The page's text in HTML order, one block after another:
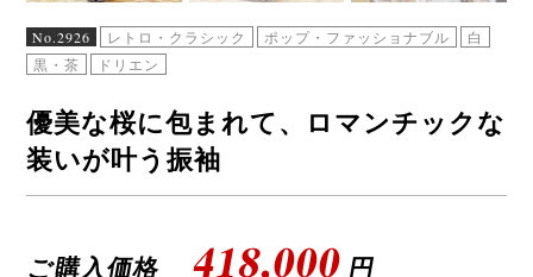
No.2926 レトロ・クラシック ポップ・ファッショナブル
白
黒・茶
ドリエン
優美な桜に包まれて、ロマンチックな
装いが叶う振袖
ご購入価格418,000 円